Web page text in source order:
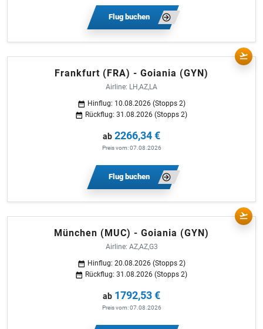
Flug buchen
Frankfurt (FRA) - Goiania (GYN)
Airline: LH,AZ,LA
Hinflug: 10.08.2026 (Stopps 2)
Rückflug: 31.08.2026 (Stopps 2)
ab 2266,34 €
Preis vom: 07.08.2026
Flug buchen
München (MUC) - Goiania (GYN)
Airline: AZ,AZ,G3
Hinflug: 20.08.2026 (Stopps 2)
Rückflug: 31.08.2026 (Stopps 2)
ab 1792,53 €
Preis vom: 07.08.2026